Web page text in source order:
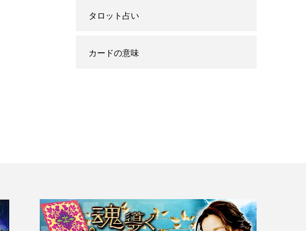
タロット占い
カードの意味